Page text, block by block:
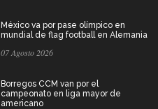
México va por pase olímpico en
mundial de flag football en Alemania
07 Agosto 2026
Borregos CCM van por el
campeonato en liga mayor de
americano